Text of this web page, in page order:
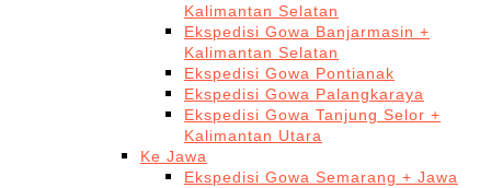
Kalimantan Selatan
Ekspedisi Gowa Banjarmasin +
Kalimantan Selatan
Ekspedisi Gowa Pontianak
Ekspedisi Gowa Palangkaraya
Ekspedisi Gowa Tanjung Selor +
Kalimantan Utara
Ke Jawa
Ekspedisi Gowa Semarang + Jawa